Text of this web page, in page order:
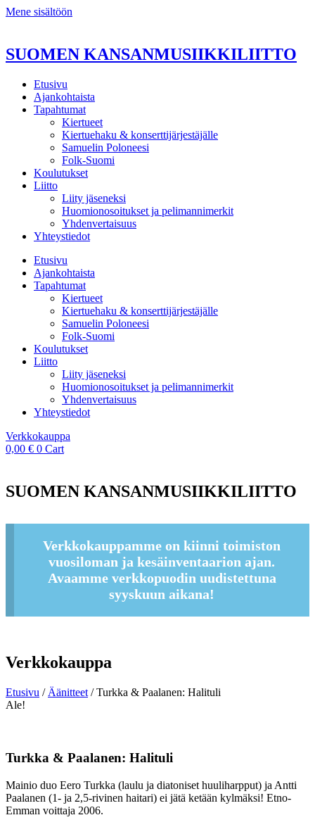
Mene sisältöön
SUOMEN KANSANMUSIIKKILIITTO
Etusivu
Ajankohtaista
Tapahtumat
Kiertueet
Kiertuehaku & konserttijärjestäjälle
Samuelin Poloneesi
Folk-Suomi
Koulutukset
Liitto
Liity jäseneksi
Huomionosoitukset ja pelimannimerkit
Yhdenvertaisuus
Yhteystiedot
Etusivu
Ajankohtaista
Tapahtumat
Kiertueet
Kiertuehaku & konserttijärjestäjälle
Samuelin Poloneesi
Folk-Suomi
Koulutukset
Liitto
Liity jäseneksi
Huomionosoitukset ja pelimannimerkit
Yhdenvertaisuus
Yhteystiedot
Verkkokauppa
0,00 € 0 Cart
SUOMEN KANSANMUSIIKKILIITTO
Verkkokauppamme on kiinni toimiston
vuosiloman ja kesäinventaarion ajan.
Avaamme verkkopuodin uudistettuna
syyskuun aikana!
Verkkokauppa
Etusivu / Äänitteet / Turkka & Paalanen: Halituli
Ale!
Turkka & Paalanen: Halituli
Mainio duo Eero Turkka (laulu ja diatoniset huuliharpput) ja Antti
Paalanen (1- ja 2,5-rivinen haitari) ei jätä ketään kylmäksi! Etno-
Emman voittaja 2006.